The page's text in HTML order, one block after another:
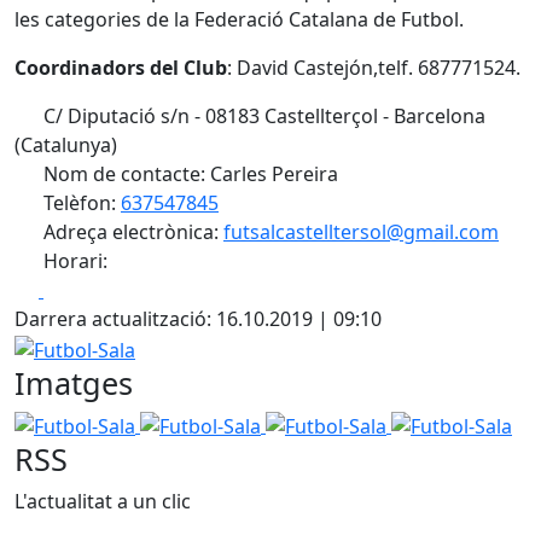
les categories de la Federació Catalana de Futbol.
Coordinadors del Club: David Castejón,telf. 687771524.
C/ Diputació s/n - 08183 Castellterçol - Barcelona
(Catalunya)
Nom de contacte: Carles Pereira
Telèfon: 637547845
Adreça electrònica: futsalcastelltersol@gmail.com
Horari:
Darrera actualització: 16.10.2019 | 09:10
Futbol-Sala
Imatges
Futbol-Sala Futbol-Sala Futbol-Sala Futbol-Sala
RSS
L'actualitat a un clic